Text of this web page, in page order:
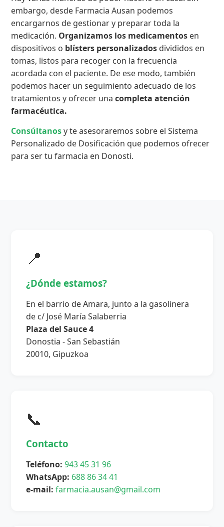
embargo, desde Farmacia Ausan podemos
encargarnos de gestionar y preparar toda la
medicación. Organizamos los medicamentos en
dispositivos o blísters personalizados divididos en
tomas, listos para recoger con la frecuencia
acordada con el paciente. De ese modo, también
podemos hacer un seguimiento adecuado de los
tratamientos y ofrecer unacompleta atención
farmacéutica.
Consúltanosy te asesoraremos sobre el Sistema
Personalizado de Dosificación que podemos ofrecer
para ser tu farmacia en Donosti.
📍
¿Dónde estamos?
En el barrio de Amara, junto a la gasolinera
de c/ José María Salaberria
Plaza del Sauce 4
Donostia - San Sebastián
20010, Gipuzkoa
📞
Contacto
Teléfono: 943 45 31 96
WhatsApp: 688 86 34 41
e-mail: farmacia.ausan@gmail.com